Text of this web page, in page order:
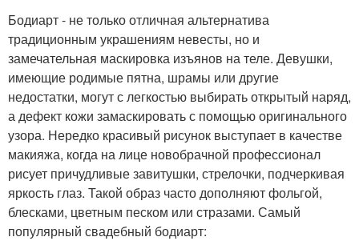
Бодиарт - не только отличная альтернатива
традиционным украшениям невесты, но и
замечательная маскировка изъянов на теле. Девушки,
имеющие родимые пятна, шрамы или другие
недостатки, могут с легкостью выбирать открытый наряд,
а дефект кожи замаскировать с помощью оригинального
узора. Нередко красивый рисунок выступает в качестве
макияжа, когда на лице новобрачной профессионал
рисует причудливые завитушки, стрелочки, подчеркивая
яркость глаз. Такой образ часто дополняют фольгой,
блесками, цветным песком или стразами. Самый
популярный свадебный бодиарт: